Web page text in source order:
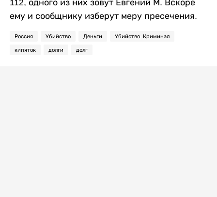
112, одного из них зовут Евгений М. Вскоре
ему и сообщнику изберут меру пресечения.
Россия Убийство Деньги Убийство. Криминал
кипяток долги долг